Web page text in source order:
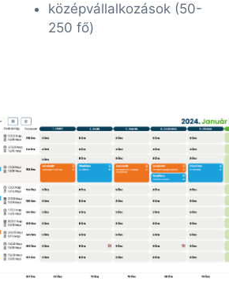
középvállalkozások (50-
250 fő)